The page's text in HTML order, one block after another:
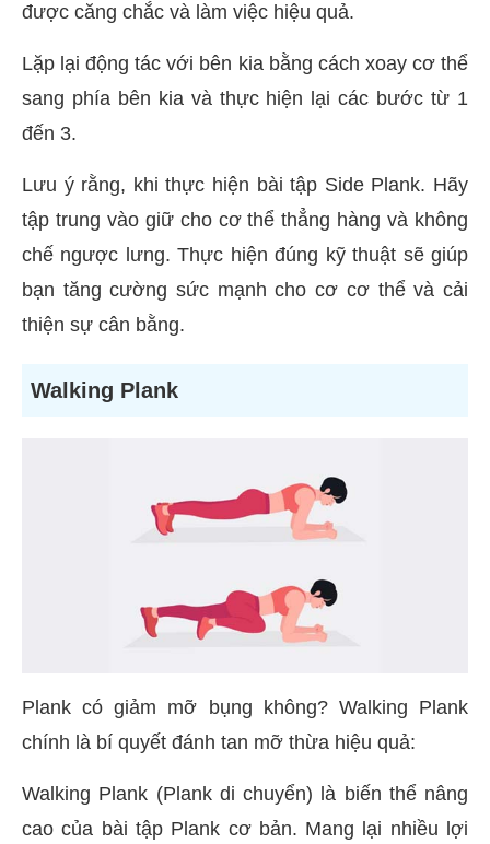
được căng chắc và làm việc hiệu quả.
Lặp lại động tác với bên kia bằng cách xoay cơ thể
sang phía bên kia và thực hiện lại các bước từ 1
đến 3.
Lưu ý rằng, khi thực hiện bài tập Side Plank. Hãy
tập trung vào giữ cho cơ thể thẳng hàng và không
chế ngược lưng. Thực hiện đúng kỹ thuật sẽ giúp
bạn tăng cường sức mạnh cho cơ cơ thể và cải
thiện sự cân bằng.
Walking Plank
Plank có giảm mỡ bụng không? Walking Plank
chính là bí quyết đánh tan mỡ thừa hiệu quả:
Walking Plank (Plank di chuyển) là biến thể nâng
cao của bài tập Plank cơ bản. Mang lại nhiều lợi